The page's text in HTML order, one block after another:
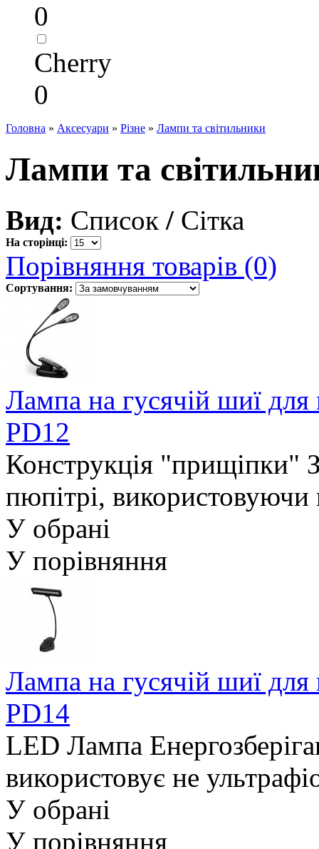
0
Cherry
0
Головна » Аксесуари » Різне » Лампи та світильники
Лампи та
Вид: Список / Сітка
На сторінці:
Порівняння товарів (0)
Сортування:
Лампа на гусячій шиї
PD12
Конструкція "прищіпки"
пюпітрі, використовуючи
У обрані
У порівняння
Лампа на гусячій шиї
PD14
LED Лампа
використовує не
У обрані
У порівняння